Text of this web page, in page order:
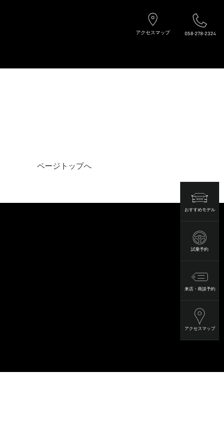
アクセスマップ 058-278-2324
おすすめモデル
試乗予約
来店・商談予約
アクセスマップ
ページトップへ